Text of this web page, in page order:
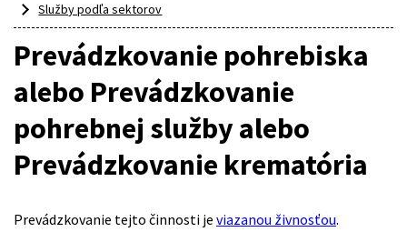
Služby podľa sektorov
Prevádzkovanie pohrebiska
alebo Prevádzkovanie
pohrebnej služby alebo
Prevádzkovanie krematória
Prevádzkovanie tejto činnosti je viazanou živnosťou.